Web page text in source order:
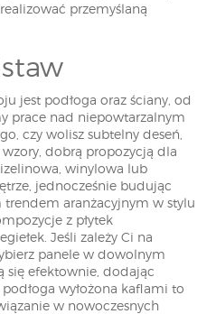
przemyślaną
jest podłoga oraz ściany, od
prace nad niepowtarzalnym
czy wolisz subtelny deseń,
dobrą propozycją dla
winylowa lub
jednocześnie budując
aranżacyjnym w stylu
z płytek
Jeśli zależy Ci na
panele w dowolnym
się efektownie, dodając
wyłożona kaflami to
w nowoczesnych